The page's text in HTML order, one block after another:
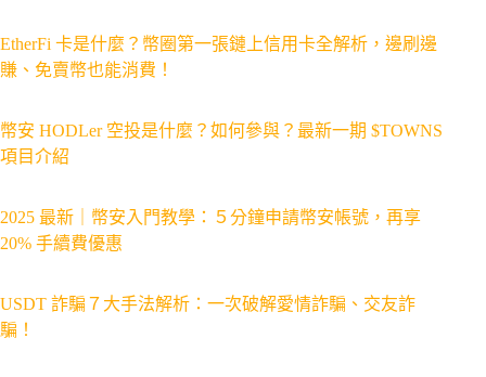
EtherFi 卡是什麼？幣圈第一張鏈上信用卡全解析，邊刷邊
賺、免賣幣也能消費！
幣安 HODLer 空投是什麼？如何參與？最新一期 $TOWNS
項目介紹
2025 最新｜幣安入門教學：５分鐘申請幣安帳號，再享
20% 手續費優惠
USDT 詐騙７大手法解析：一次破解愛情詐騙、交友詐
騙！